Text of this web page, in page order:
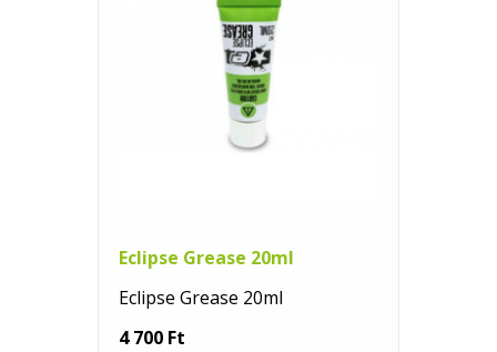
Eclipse Grease 20ml
Eclipse Grease 20ml
4 700 Ft